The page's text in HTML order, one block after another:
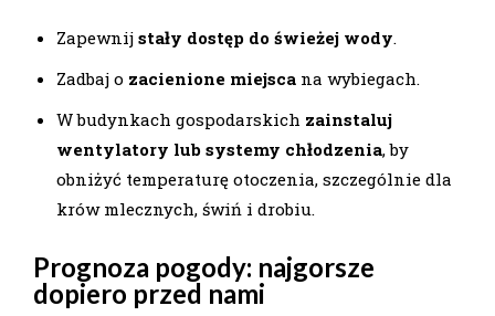
Zapewnij stały dostęp do świeżej wody.
Zadbaj o zacienione miejsca na wybiegach.
W budynkach gospodarskich zainstaluj
wentylatory lub systemy chłodzenia, by
obniżyć temperaturę otoczenia, szczególnie dla
krów mlecznych, świń i drobiu.
Prognoza pogody: najgorsze
dopiero przed nami